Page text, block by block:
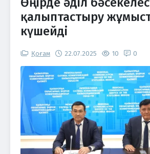
қалыптастыру
күшейді
Қоғам 22.07.2025 10 0